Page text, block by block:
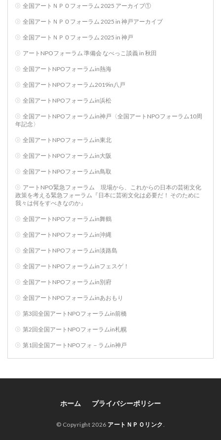
全国アートＮＰＯフォーラム 2025 アーカイブ①
全国アートＮＰＯフォーラム 2025 in 神戸アーカイブ
全国アートＮＰＯフォーラム 2025 in 神戸
アートNPOフォーラム 準備会 なべっこ談義 in 秋田
全国アートNPOフォーラムin熱海
全国アートNPOフォーラム2019in八戸
全国アートNPOフォーラムin浜松
全国アートNPOフォーラムin神戸〈全国アートNPOフォーラム10周
年記念〉
全国アートNPOフォーラムin東北
全国アートNPOフォーラムin大阪
全国アートNPOフォーラムin鳥取
アートNPO緊急フォーラム 現場から、これからの日本の芸術文化
政策を考える緊急フォーラム『日本に芸術文化は必要だ！ そのために
我々は何をすべきなのか』
全国アートNPOフォーラムin舞鶴
全国アートNPOフォーラムin沖縄
全国アートNPOフォーラムin淡路島
全国アートNPOフォーラムinフェスゲ！
全国アートNPOフォーラムin別府
全国アートNPOフォーラムinあおもり
第3回全国アートNPOフォーラムin前橋
第2回全国アートNPOフォーラムin札幌
第1回全国アートNPOフォ－ラムin神戸
ホーム プライバシーポリシー
© Copyright 2026 アートＮＰＯリンク.